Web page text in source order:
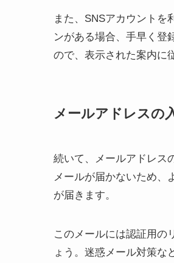
また、SNSアカウントを
ンがある場合、手早く登
ので、表示された案内に
メールアドレスの
続いて、メールアドレス
メールが届かないため、
が届きます。
このメールには認証用の
ょう。迷惑メール対策な